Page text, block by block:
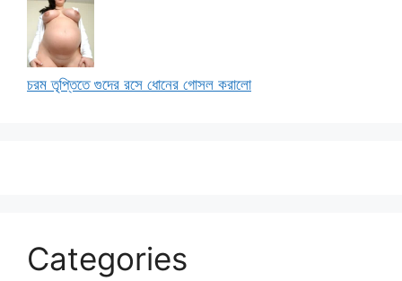
চরম তৃপ্তিতে গুদের রসে ধোনের গোসল করালো
Categories